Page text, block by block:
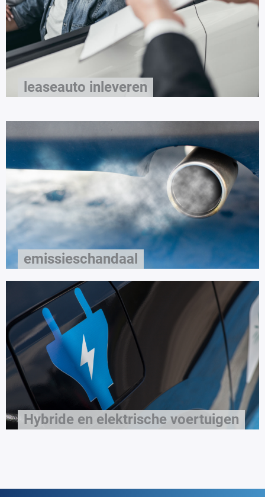
leaseauto inleveren
emissieschandaal
Hybride en elektrische voertuigen